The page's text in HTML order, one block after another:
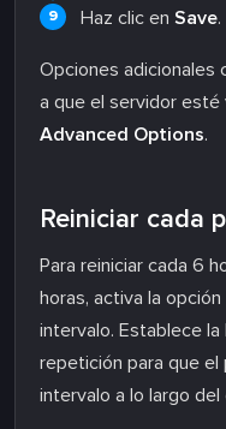
Haz clic en Save.
Opciones adicionales
a que el servidor
Advanced Options.
Reiniciar cada
Para reiniciar cada 6
horas, activa la opción
intervalo. Establece
repetición para que el
intervalo a lo largo del